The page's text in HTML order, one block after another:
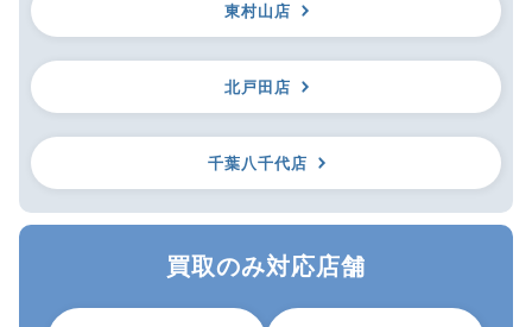
東村山店
北戸田店
千葉八千代店
買取のみ対応店舗